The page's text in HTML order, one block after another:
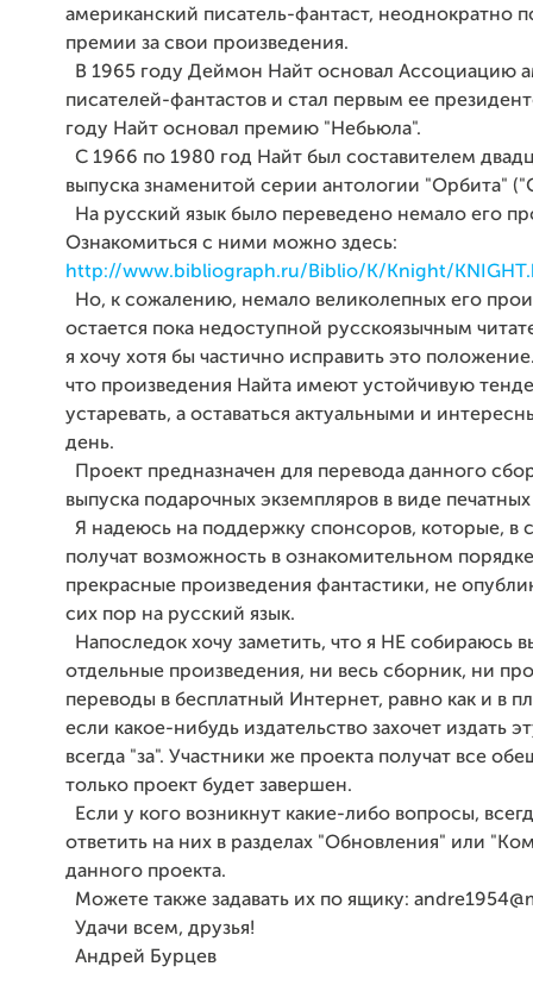
американский писатель-фантаст, неоднократно
премии за свои произведения.
В 1965 году Деймон Найт основал Ассоциацию
писателей-фантастов и стал первым ее
году Найт основал премию "Небьюла".
С 1966 по 1980 год Найт был составителем
выпуска знаменитой серии антологии "Орбита"
На русский язык было переведено немало его
Ознакомиться с ними можно здесь:
http://www.bibliograph.ru/Biblio/K/Knight/
Но, к сожалению, немало великолепных его
остается пока недоступной русскоязычным
я хочу хотя бы частично исправить это
что произведения Найта имеют устойчивую
устаревать, а оставаться актуальными и
день.
Проект предназначен для перевода данного
выпуска подарочных экземпляров в виде печатных
Я надеюсь на поддержку спонсоров, которые, в
получат возможность в ознакомительном
прекрасные произведения фантастики, не
сих пор на русский язык.
Напоследок хочу заметить, что я НЕ собираюсь
отдельные произведения, ни весь сборник, ни
переводы в бесплатный Интернет, равно как и в
если какое-нибудь издательство захочет издать
всегда "за". Участники же проекта получат все
только проект будет завершен.
Если у кого возникнут какие-либо вопросы,
ответить на них в разделах "Обновления" или
данного проекта.
Можете также задавать их по ящику:
Удачи всем, друзья!
Андрей Бурцев